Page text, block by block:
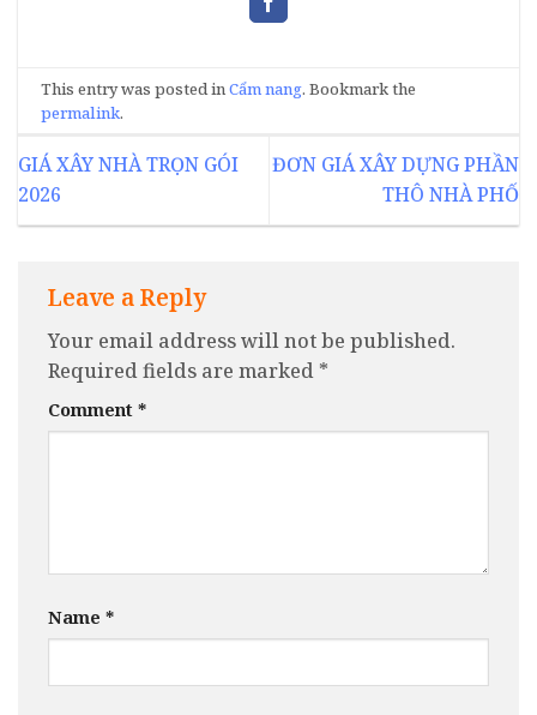
This entry was posted inCẩm nang. Bookmark the
permalink.
GIÁ XÂY NHÀ TRỌN GÓI
2026
ĐƠN GIÁ XÂY DỰNG PHẦN
THÔ NHÀ PHỐ
Leave a Reply
Your email address will not be published.
Required fields are marked *
Comment *
Name *